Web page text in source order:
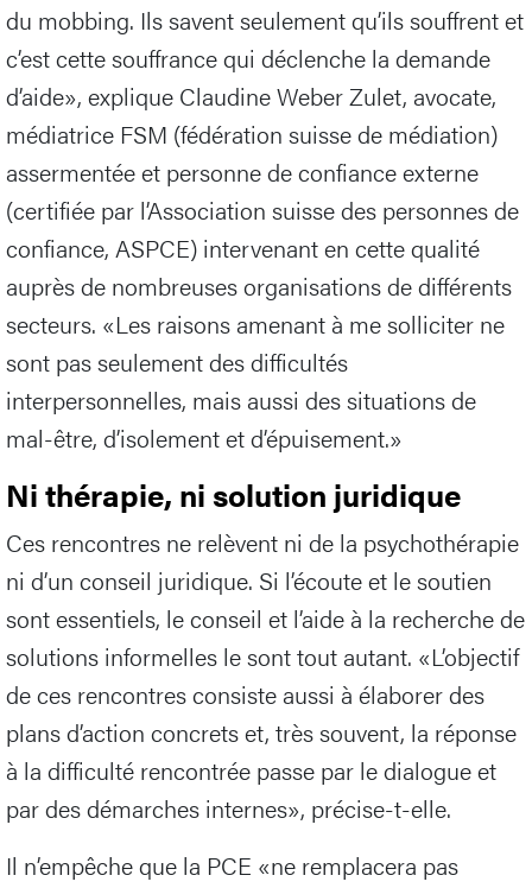
du mobbing. Ils savent seulement qu’ils souffrent et
c’est cette souffrance qui déclenche la demande
d’aide», explique Claudine Weber Zulet, avocate,
médiatrice FSM (fédération suisse de médiation)
assermentée et personne de confiance externe
(certifiée par l’Association suisse des personnes de
confiance, ASPCE) intervenant en cette qualité
auprès de nombreuses organisations de différents
secteurs. «Les raisons amenant à me solliciter ne
sont pas seulement des difficultés
interpersonnelles, mais aussi des situations de
mal-être, d’isolement et d’épuisement.»
Ni thérapie, ni solution juridique
Ces rencontres ne relèvent ni de la psychothérapie
ni d’un conseil juridique. Si l’écoute et le soutien
sont essentiels, le conseil et l’aide à la recherche de
solutions informelles le sont tout autant. «L’objectif
de ces rencontres consiste aussi à élaborer des
plans d’action concrets et, très souvent, la réponse
à la difficulté rencontrée passe par le dialogue et
par des démarches internes», précise-t-elle.
Il n’empêche que la PCE «ne remplacera pas